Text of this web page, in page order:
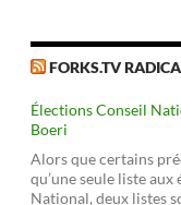
FORKS.TV
Élections Conseil
Boeri
Alors que certains
qu’une seule liste
National, deux listes